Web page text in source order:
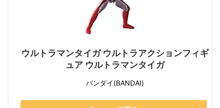
ウルトラマンタイガ ウルトラアクションフィギ
ュア ウルトラマンタイガ
バンダイ(BANDAI)